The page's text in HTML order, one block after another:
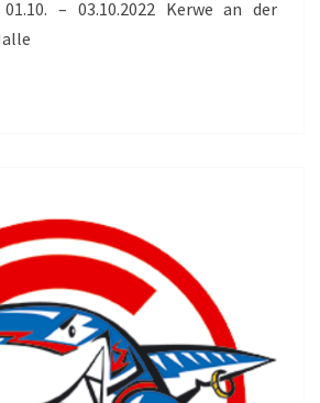
– 03.10.2022 Kerwe an der